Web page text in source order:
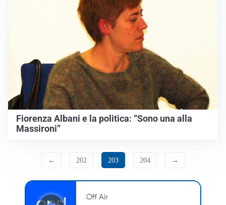
Fiorenza Albani e la politica: “Sono una alla
Massironi”
← 202 203 204 →